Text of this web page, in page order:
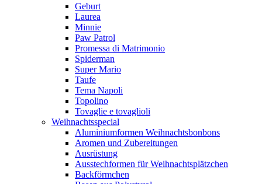
Geburt
Laurea
Minnie
Paw Patrol
Promessa di Matrimonio
Spiderman
Super Mario
Taufe
Tema Napoli
Topolino
Tovaglie e tovaglioli
Weihnachtsspecial
Aluminiumformen Weihnachtsbonbons
Aromen und Zubereitungen
Ausrüstung
Ausstechformen für Weihnachtsplätzchen
Backförmchen